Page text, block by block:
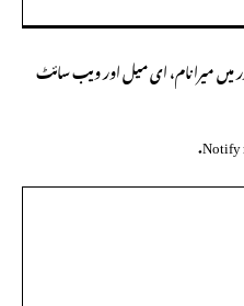
میں میرا نام، ای میل اور ویب سائٹ
Notify